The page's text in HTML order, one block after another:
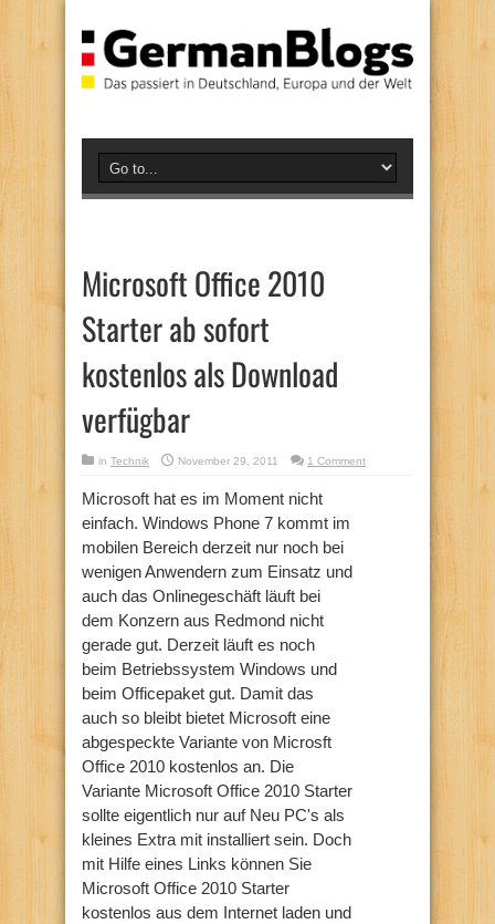
Microsoft Office 2010
Starter ab sofort
kostenlos als Download
verfügbar
in Technik November 29, 2011 1 Comment
Microsoft hat es im Moment nicht
einfach. Windows Phone 7 kommt im
mobilen Bereich derzeit nur noch bei
wenigen Anwendern zum Einsatz und
auch das Onlinegeschäft läuft bei
dem Konzern aus Redmond nicht
gerade gut. Derzeit läuft es noch
beim Betriebssystem Windows und
beim Officepaket gut. Damit das
auch so bleibt bietet Microsoft eine
abgespeckte Variante von Microsft
Office 2010 kostenlos an. Die
Variante Microsoft Office 2010 Starter
sollte eigentlich nur auf Neu PC's als
kleines Extra mit installiert sein. Doch
mit Hilfe eines Links können Sie
Microsoft Office 2010 Starter
kostenlos aus dem Internet laden und